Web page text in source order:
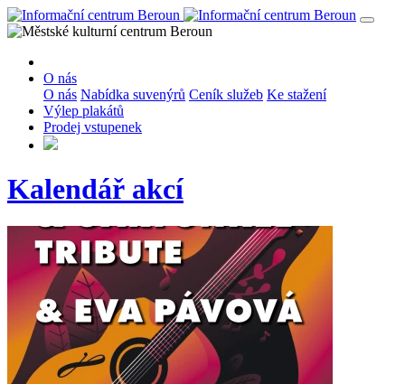
O nás
O nás Nabídka suvenýrů Ceník služeb Ke stažení
Výlep plakátů
Prodej vstupenek
Kalendář akcí